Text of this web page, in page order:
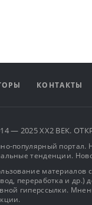
КОНТАКТЫ
— 2025 XX2 ВЕК.
популярный портал.
тенденции.
материалов
переработка и др.)
гиперссылки.